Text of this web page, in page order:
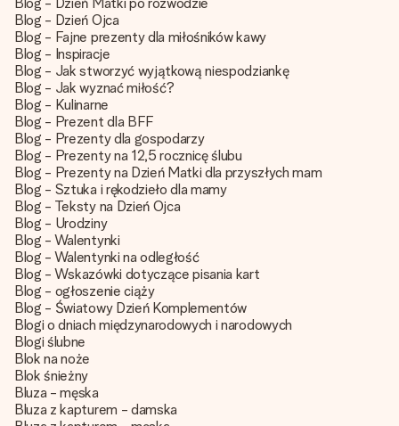
Blog - Dzień Ojca
Blog - Fajne prezenty dla miłośników kawy
Blog - Inspiracje
Blog - Jak stworzyć wyjątkową niespodziankę
Blog - Jak wyznać miłość?
Blog - Kulinarne
Blog - Prezent dla BFF
Blog - Prezenty dla gospodarzy
Blog - Prezenty na 12,5 rocznicę ślubu
Blog - Prezenty na Dzień Matki dla przyszłych mam
Blog - Sztuka i rękodzieło dla mamy
Blog - Teksty na Dzień Ojca
Blog - Urodziny
Blog - Walentynki
Blog - Walentynki na odległość
Blog - Wskazówki dotyczące pisania kart
Blog - ogłoszenie ciąży
Blog - Światowy Dzień Komplementów
Blogi o dniach międzynarodowych i narodowych
Blogi ślubne
Blok na noże
Blok śnieżny
Bluza - męska
Bluza z kapturem - damska